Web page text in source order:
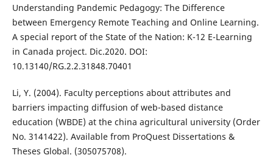
Understanding Pandemic Pedagogy: The Difference
between Emergency Remote Teaching and Online Learning.
A special report of the State of the Nation: K-12 E-Learning
in Canada project. Dic.2020. DOI:
10.13140/RG.2.2.31848.70401
Li, Y. (2004). Faculty perceptions about attributes and
barriers impacting diffusion of web-based distance
education (WBDE) at the china agricultural university (Order
No. 3141422). Available from ProQuest Dissertations &
Theses Global. (305075708).